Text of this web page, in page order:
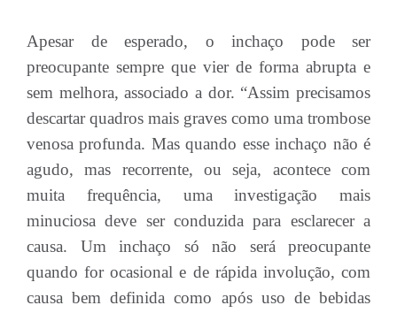
Apesar de esperado, o inchaço pode ser
preocupante sempre que vier de forma abrupta e
sem melhora, associado a dor. “Assim precisamos
descartar quadros mais graves como uma trombose
venosa profunda. Mas quando esse inchaço não é
agudo, mas recorrente, ou seja, acontece com
muita frequência, uma investigação mais
minuciosa deve ser conduzida para esclarecer a
causa. Um inchaço só não será preocupante
quando for ocasional e de rápida involução, com
causa bem definida como após uso de bebidas